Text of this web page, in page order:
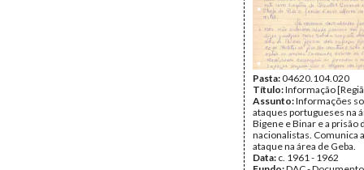
Pasta:04620.104.020
Título:Informação
Assunto:Informações
ataques portugueses na
Bigene e Binar e a prisão
nacionalistas. Comunica
ataque na área de Geba.
Data: c. 1961 - 1962